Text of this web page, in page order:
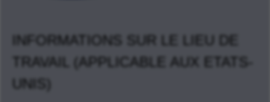
INFORMATIONS SUR LE LIEU DE
TRAVAIL (APPLICABLE AUX ETATS-
UNIS)